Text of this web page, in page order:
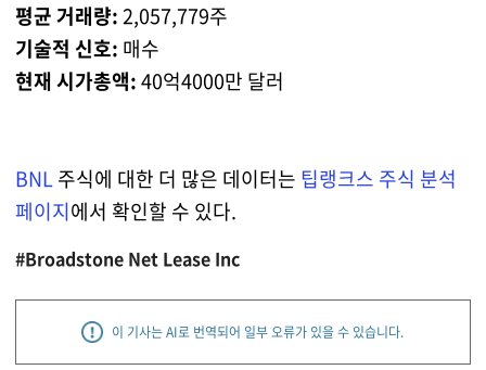
평균 거래량:2,057,779주
기술적 신호: 매수
현재 시가총액:40억4000만 달러
BNL주식에 대한 더 많은 데이터는 팁랭크스 주식 분석
페이지에서 확인할 수 있다.
#Broadstone Net Lease Inc
이 기사는 AI로 번역되어 일부 오류가 있을 수 있습니다.